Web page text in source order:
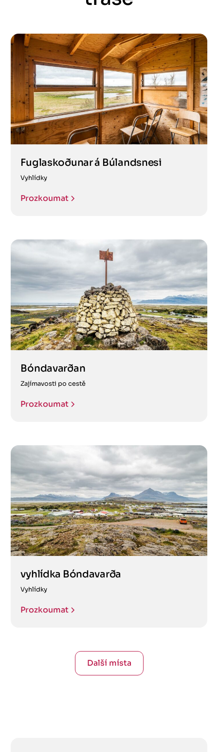
Fuglaskoðunar á Búlandsnesi
Vyhlídky
Prozkoumat
Bóndavarðan
Zajímavosti po cestě
Prozkoumat
vyhlídka Bóndavarða
Vyhlídky
Prozkoumat
Další místa